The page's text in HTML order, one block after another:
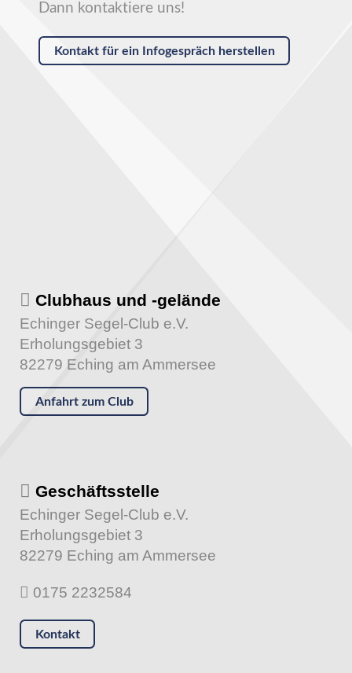
Dann kontaktiere uns!
Kontakt für ein Infogespräch herstellen
Clubhaus und -gelände
Echinger Segel-Club e.V.
Erholungsgebiet 3
82279 Eching am Ammersee
Anfahrt zum Club
Geschäftsstelle
Echinger Segel-Club e.V.
Erholungsgebiet 3
82279 Eching am Ammersee
0175 2232584
Kontakt